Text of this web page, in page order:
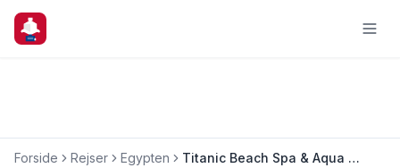
Forside Rejser Egypten Titanic Beach Spa & Aqua Park